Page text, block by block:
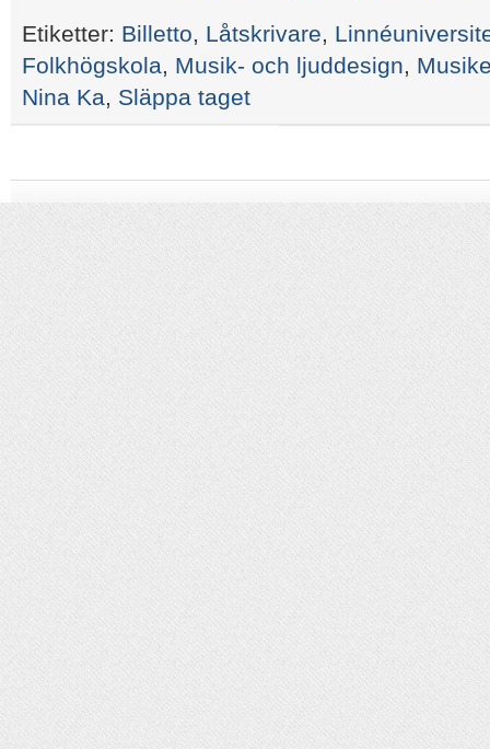
Etiketter: Billetto, Låtskrivare,
Folkhögskola, Musik- och ljuddesign,
Nina Ka, Släppa taget